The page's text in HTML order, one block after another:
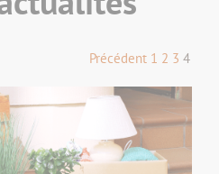
Précédent 1 2 3 4